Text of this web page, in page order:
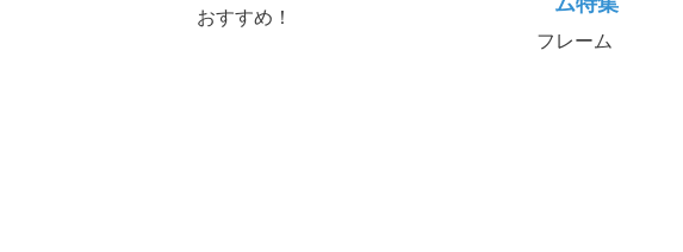
おすすめ！
フレーム